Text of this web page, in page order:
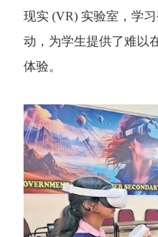
现实 (VR) 实验室，学
动，为学生提供了难以
体验。